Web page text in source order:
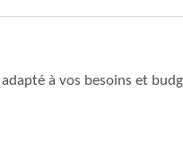
à vos besoins et